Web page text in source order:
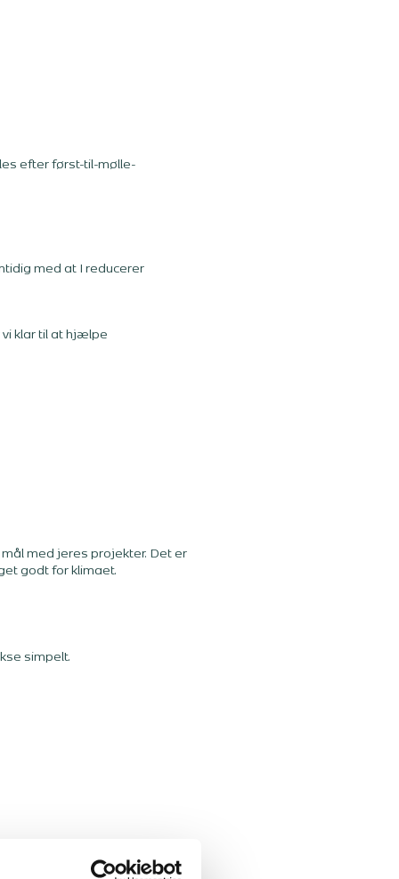
efter først-til-mølle-
med at I reducerer
klar til at hjælpe
med jeres projekter. Det er
godt for klimaet.
simpelt.